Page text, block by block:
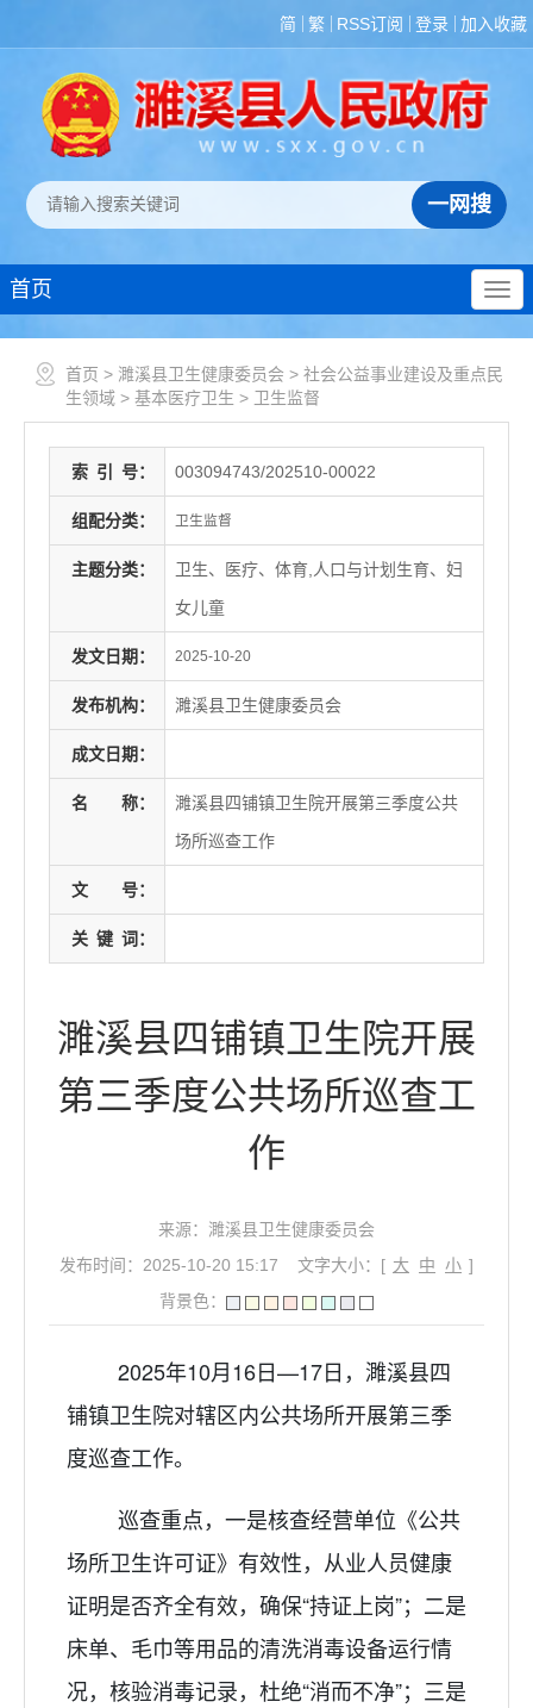
简 繁 RSS订阅 登录 加入收藏
首页
首页 > 濉溪县卫生健康委员会 > 社会公益事业建设及重点民
生领域 > 基本医疗卫生 > 卫生监督
索 引 号： 003094743/202510-00022
组配分类： 卫生监督
主题分类：
卫生、医疗、体育,人口与计划生育、妇
女儿童
发文日期： 2025-10-20
发布机构： 濉溪县卫生健康委员会
成文日期：
名 称：
濉溪县四铺镇卫生院开展第三季度公共
场所巡查工作
文 号：
关 键 词：
濉溪县四铺镇卫生院开展
第三季度公共场所巡查工
作
来源：濉溪县卫生健康委员会
发布时间：2025-10-20 15:17
文字大小：[ 大 中 小 ]
背景色：
2025年10月16日—17日，濉溪县四
铺镇卫生院对辖区内公共场所开展第三季
度巡查工作。
巡查重点，一是核查经营单位《公共
场所卫生许可证》有效性，从业人员健康
证明是否齐全有效，确保“持证上岗”；二是
床单、毛巾等用品的清洗消毒设备运行情
况，核验消毒记录，杜绝“消而不净”；三是